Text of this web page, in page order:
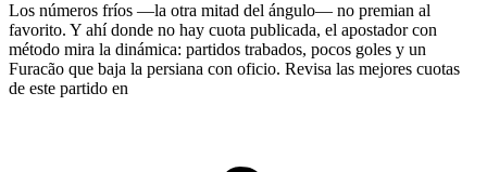
Los números fríos —la otra mitad del ángulo— no premian al
favorito. Y ahí donde no hay cuota publicada, el apostador con
método mira la dinámica: partidos trabados, pocos goles y un
Furacão que baja la persiana con oficio. Revisa las mejores cuotas
de este partido en